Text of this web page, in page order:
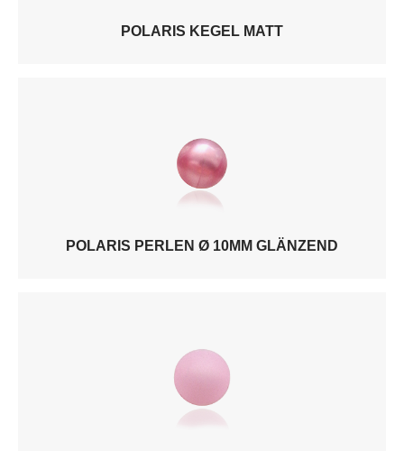
POLARIS KEGEL MATT
POLARIS PERLEN Ø 10MM GLÄNZEND